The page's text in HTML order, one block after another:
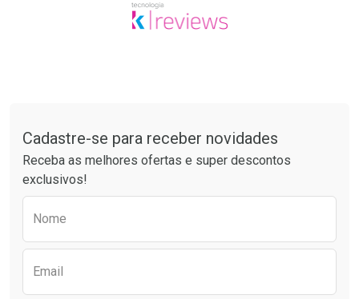
Cadastre-se para receber novidades
Receba as melhores ofertas e super descontos
exclusivos!
Nome
Email